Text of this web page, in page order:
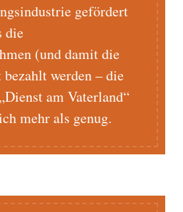
gefördert
die
(und damit die
werden – die
am Vaterland“
mehr als genug.